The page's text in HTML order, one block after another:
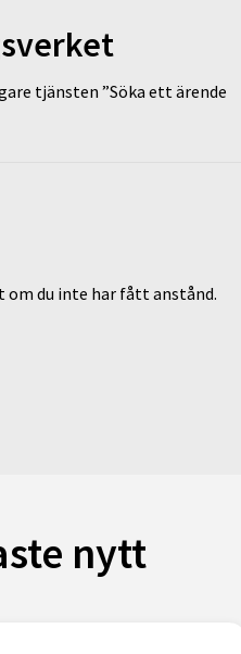
tjänsten ”Söka ett ärende
om du inte har fått anstånd.
nytt